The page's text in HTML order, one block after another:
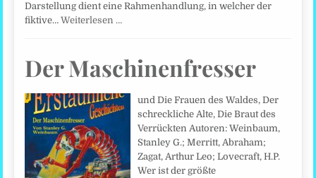
Darstellung dient eine Rahmenhandlung, in welcher der
fiktive…Weiterlesen …
Der Maschinenfresser
und Die Frauen des Waldes, Der
schreckliche Alte, Die Braut des
Verrückten Autoren: Weinbaum,
Stanley G.; Merritt, Abraham;
Zagat, Arthur Leo; Lovecraft, H.P.
Wer ist der größte